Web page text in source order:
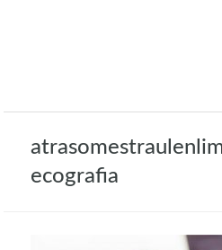
ecografia